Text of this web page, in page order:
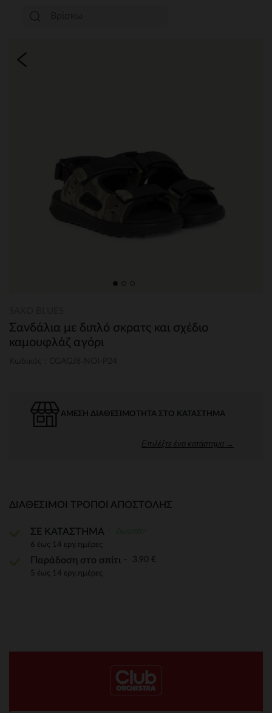
Σανδάλια με διπλό σκρατς και σχέδιο
καμουφλάζ αγόρι
ΆΜΕΣΗ ΔΙΑΘΕΣΙΜΌΤΗΤΑ ΣΤΟ ΚΑΤΆΣΤΗΜΑ
Επιλέξτε ένα κατάστημα →
ΔΙΑΘΈΣΙΜΟΙ ΤΡΌΠΟΙ ΑΠΟΣΤΟΛΉΣ
ΣΕ ΚΑΤΑΣΤΗΜΑ
6 έως 14 εργ.ημέρες
Παράδοση στο σπίτι 3,90 €
5 έως 14 εργ.ημέρες